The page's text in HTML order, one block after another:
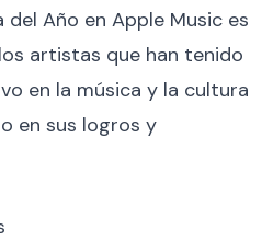
Año en Apple Music es
artistas que han tenido
en la música y la cultura
en sus logros y